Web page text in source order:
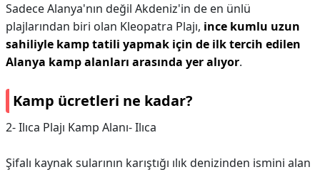
Sadece Alanya'nın değil Akdeniz'in de en ünlü
plajlarından biri olan Kleopatra Plajı, ince kumlu uzun
sahiliyle kamp tatili yapmak için de ilk tercih edilen
Alanya kamp alanları arasında yer alıyor.
Kamp ücretleri ne kadar?
2- Ilıca Plajı Kamp Alanı- Ilıca
Şifalı kaynak sularının karıştığı ılık denizinden ismini alan